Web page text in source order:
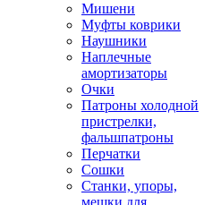
Мишени
Муфты коврики
Наушники
Наплечные
амортизаторы
Очки
Патроны холодной
пристрелки,
фальшпатроны
Перчатки
Сошки
Станки, упоры,
мешки для